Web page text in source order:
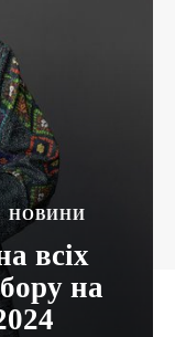
НОВИНИ
всіх
на